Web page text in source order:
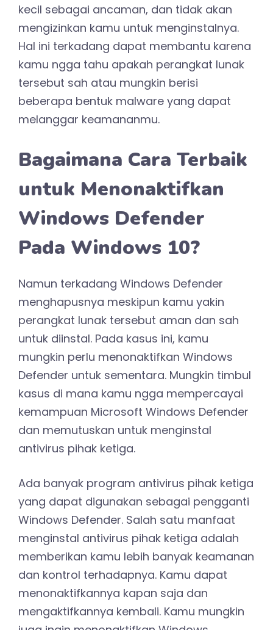
kecil sebagai ancaman, dan tidak akan
mengizinkan kamu untuk menginstalnya.
Hal ini terkadang dapat membantu karena
kamu ngga tahu apakah perangkat lunak
tersebut sah atau mungkin berisi
beberapa bentuk malware yang dapat
melanggar keamananmu.
Bagaimana Cara Terbaik
untuk Menonaktifkan
Windows Defender
Pada Windows 10?
Namun terkadang Windows Defender
menghapusnya meskipun kamu yakin
perangkat lunak tersebut aman dan sah
untuk diinstal. Pada kasus ini, kamu
mungkin perlu menonaktifkan Windows
Defender untuk sementara. Mungkin timbul
kasus di mana kamu ngga mempercayai
kemampuan Microsoft Windows Defender
dan memutuskan untuk menginstal
antivirus pihak ketiga.
Ada banyak program antivirus pihak ketiga
yang dapat digunakan sebagai pengganti
Windows Defender. Salah satu manfaat
menginstal antivirus pihak ketiga adalah
memberikan kamu lebih banyak keamanan
dan kontrol terhadapnya. Kamu dapat
menonaktifkannya kapan saja dan
mengaktifkannya kembali. Kamu mungkin